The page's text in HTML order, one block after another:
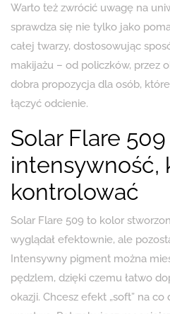
Warto też zwrócić uwagę na
sprawdza się nie tylko jako
całej twarzy, dostosowując
makijażu – od policzków, przez
dobra propozycja dla osób,
łączyć odcienie.
Solar Flare 509
intensywność,
kontrolować
Solar Flare 509 to kolor
wyglądał efektownie, ale
Intensywny pigment można
pędzlem, dzięki czemu łatwo
okazji. Chcesz efekt „soft” na co